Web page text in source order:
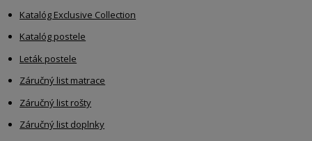
Katalóg Exclusive Collection
Katalóg postele
Leták postele
Záručný list matrace
Záručný list rošty
Záručný list doplnky